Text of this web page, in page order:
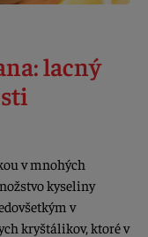
lacný
v mnohých
kyseliny
v
kryštálikov, ktoré v